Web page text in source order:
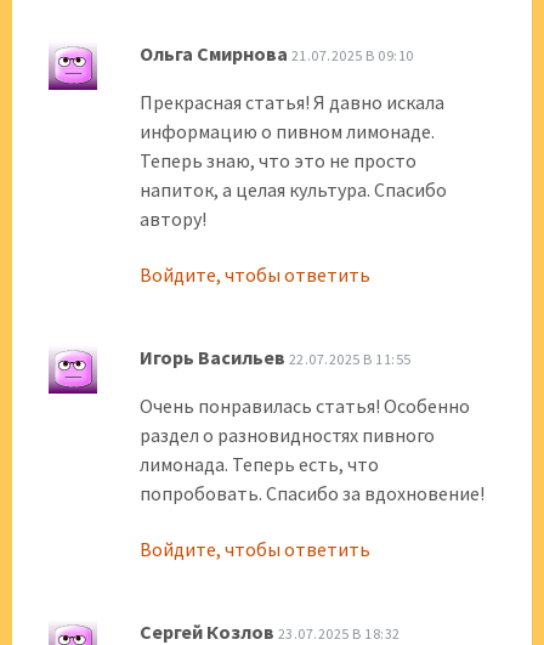
Ольга Смирнова 21.07.2025 В 09:10
Прекрасная статья! Я давно искала
информацию о пивном лимонаде.
Теперь знаю, что это не просто
напиток, а целая культура. Спасибо
автору!
Войдите, чтобы ответить
Игорь Васильев 22.07.2025 В 11:55
Очень понравилась статья! Особенно
раздел о разновидностях пивного
лимонада. Теперь есть, что
попробовать. Спасибо за вдохновение!
Войдите, чтобы ответить
Сергей Козлов 23.07.2025 В 18:32